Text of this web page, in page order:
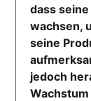
dass
wachsen,
seine
jedoch